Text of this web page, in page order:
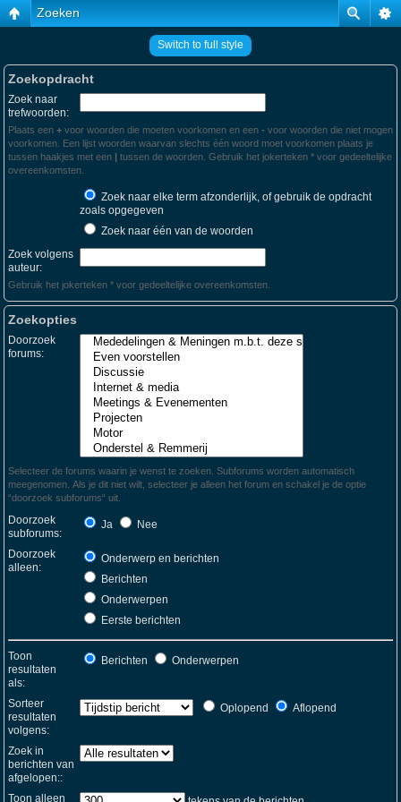
Zoeken
Switch to full style
Zoekopdracht
Zoek naar
trefwoorden:
Plaats een + voor woorden die moeten voorkomen en een - voor woorden die niet mogen
voorkomen. Een lijst woorden waarvan slechts één woord moet voorkomen plaats je
tussen haakjes met een | tussen de woorden. Gebruik het jokerteken * voor gedeeltelijke
overeenkomsten.
Zoek naar elke term afzonderlijk, of gebruik de opdracht
zoals opgegeven
Zoek naar één van de woorden
Zoek volgens
auteur:
Gebruik het jokerteken * voor gedeeltelijke overeenkomsten.
Zoekopties
Doorzoek
forums:
Selecteer de forums waarin je wenst te zoeken. Subforums worden automatisch
meegenomen. Als je dit niet wilt, selecteer je alleen het forum en schakel je de optie
“doorzoek subforums“ uit.
Doorzoek
subforums:
Ja Nee
Doorzoek
alleen:
Onderwerp en berichten
Berichten
Onderwerpen
Eerste berichten
Toon
resultaten
als:
Berichten Onderwerpen
Sorteer
resultaten
volgens:
Oplopend Aflopend
Zoek in
berichten van
afgelopen::
Toon alleen